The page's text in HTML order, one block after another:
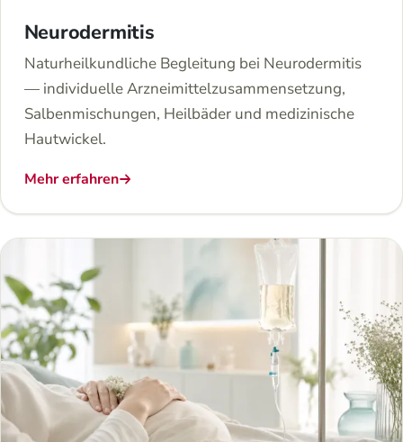
Neurodermitis
Naturheilkundliche Begleitung bei Neurodermitis
— individuelle Arzneimittelzusammensetzung,
Salbenmischungen, Heilbäder und medizinische
Hautwickel.
Mehr erfahren